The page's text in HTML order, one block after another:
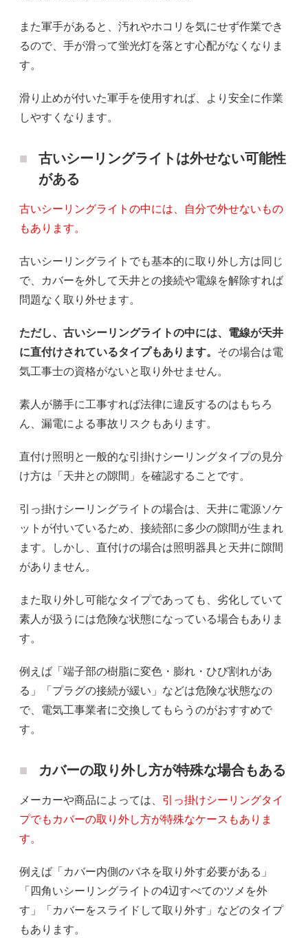
また軍手があると、汚れやホコリを気にせず作業でき
るので、手が滑って蛍光灯を落とす心配がなくなりま
す。
滑り止めが付いた軍手を使用すれば、より安全に作業
しやすくなります。
古いシーリングライトは外せない可能性
がある
古いシーリングライトの中には、自分で外せないもの
もあります。
古いシーリングライトでも基本的に取り外し方は同じ
で、カバーを外して天井との接続や電線を解除すれば
問題なく取り外せます。
ただし、古いシーリングライトの中には、電線が天井
に直付けされているタイプもあります。 その場合は電
気工事士の資格がないと取り外せません。
素人が勝手に工事すれば法律に違反するのはもちろ
ん、漏電による事故リスクもあります。
直付け照明と一般的な引掛けシーリングタイプの見分
け方は「天井との隙間」を確認することです。
引っ掛けシーリングライトの場合は、天井に電源ソケ
ットが付いているため、接続部に多少の隙間が生まれ
ます。しかし、直付けの場合は照明器具と天井に隙間
がありません。
また取り外し可能なタイプであっても、劣化していて
素人が扱うには危険な状態になっている場合もありま
す。
例えば「端子部の樹脂に変色・膨れ・ひび割れがあ
る」「プラグの接続が緩い」などは危険な状態なの
で、電気工事業者に交換してもらうのがおすすめで
す。
カバーの取り外し方が特殊な場合もある
メーカーや商品によっては、 引っ掛けシーリングタイ
プでもカバーの取り外し方が特殊なケースもありま
す。
例えば「カバー内側のバネを取り外す必要がある」
「四角いシーリングライトの4辺すべてのツメを外
す」「カバーをスライドして取り外す」などのタイプ
もあります。